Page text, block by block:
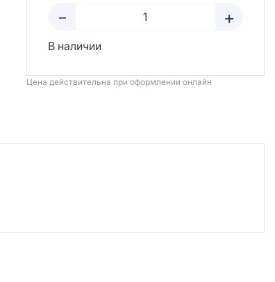
– +
В наличии
Цена действительна при оформлении онлайн